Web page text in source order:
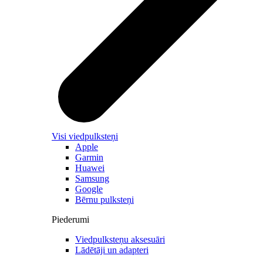
Visi viedpulksteņi
Apple
Garmin
Huawei
Samsung
Google
Bērnu pulksteņi
Piederumi
Viedpulksteņu aksesuāri
Lādētāji un adapteri